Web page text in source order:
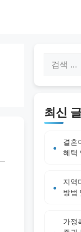
색:
최신
결혼
혜택
지역
방법
가정